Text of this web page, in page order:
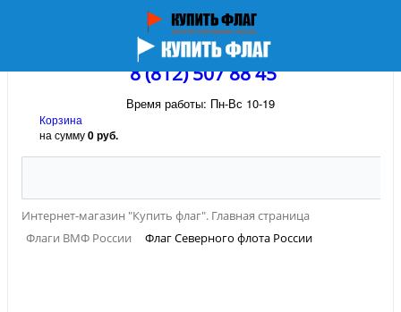
8 (812) 507 88 45
Время работы: Пн-Вс 10-19
Корзина
на сумму0 руб.
Интернет-магазин "Купить флаг". Главная страница
Флаги ВМФ России
Флаг Северного флота России